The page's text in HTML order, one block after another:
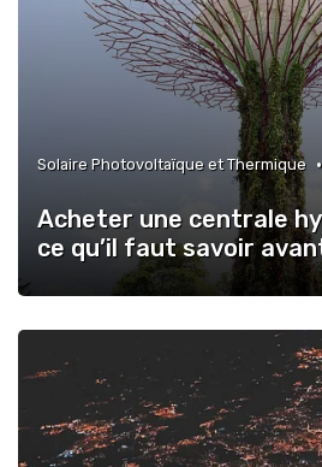
Solaire Photovoltaïque et Thermique •
Acheter une centrale
ce qu’il faut savoir